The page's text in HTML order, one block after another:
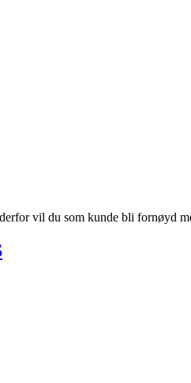
vil du som kunde bli fornøyd